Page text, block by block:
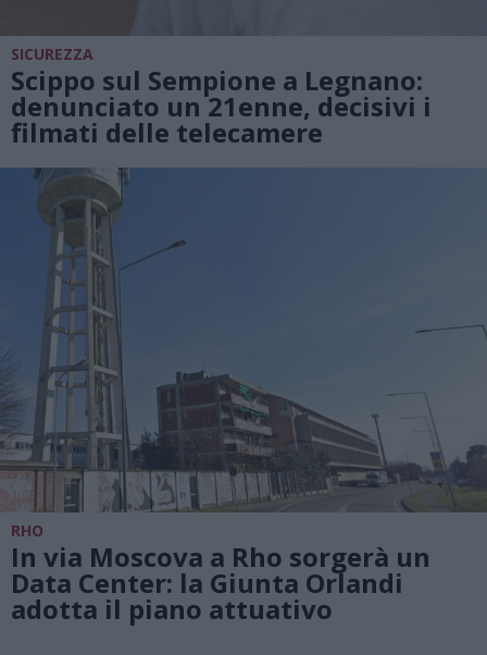
SICUREZZA
Scippo sul Sempione a Legnano:
denunciato un 21enne, decisivi i
filmati delle telecamere
RHO
In via Moscova a Rho sorgerà un
Data Center: la Giunta Orlandi
adotta il piano attuativo